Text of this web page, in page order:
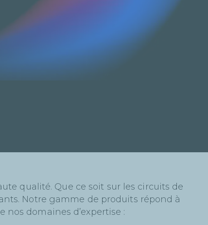
qualité. Que ce soit sur les circuits de
Notre gamme de produits répond à
domaines d’expertise :